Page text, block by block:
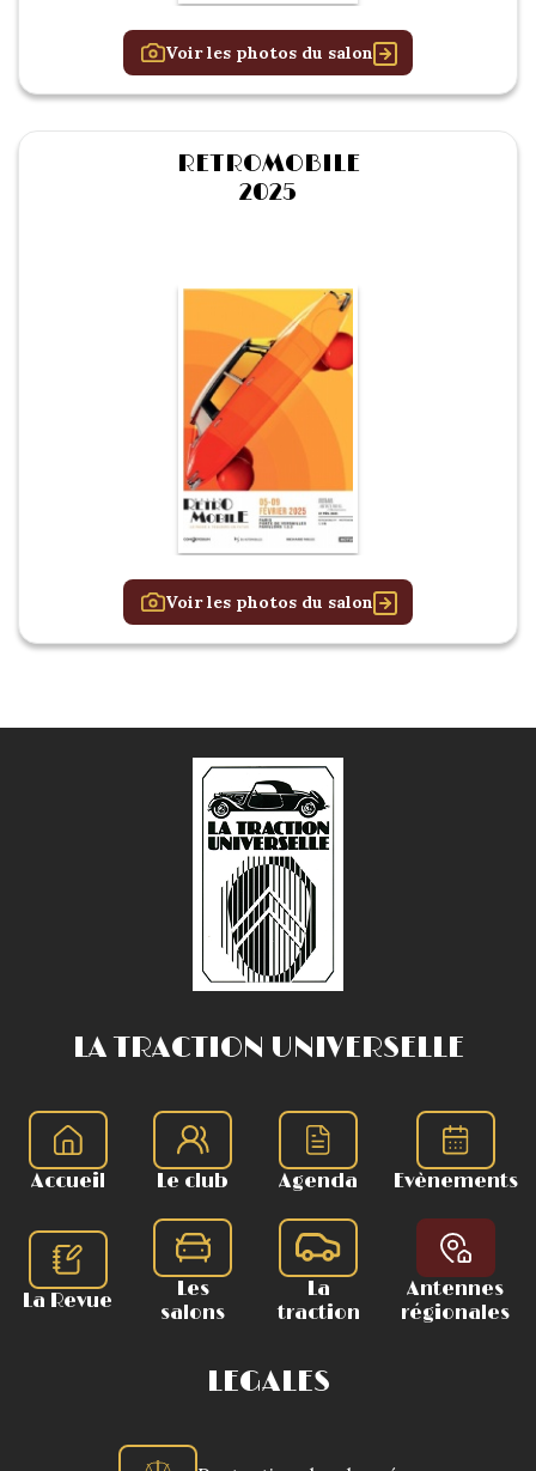
Voir les photos du salon
RETROMOBILE
2025
Voir les photos du salon
LA TRACTION UNIVERSELLE
Accueil Le club Agenda Evènements
La Revue
Les
salons
La
traction
Antennes
régionales
LEGALES